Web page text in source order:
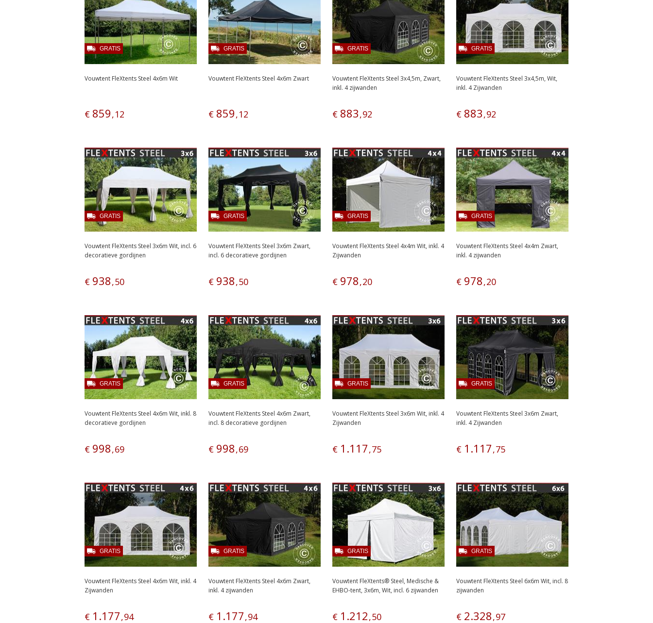
Vouwtent FleXtents Steel 4x6m Wit
€ 859,12
GRATIS
Vouwtent FleXtents Steel 4x6m Zwart
€ 859,12
GRATIS
Vouwtent FleXtents Steel 3x4,5m, Zwart,
inkl. 4 zijwanden
€ 883,92
GRATIS
Vouwtent FleXtents Steel 3x4,5m, Wit,
inkl. 4 Zijwanden
€ 883,92
GRATIS
Vouwtent FleXtents Steel 3x6m Wit, incl. 6
decoratieve gordijnen
€ 938,50
GRATIS
Vouwtent FleXtents Steel 3x6m Zwart,
incl. 6 decoratieve gordijnen
€ 938,50
GRATIS
Vouwtent FleXtents Steel 4x4m Wit, inkl. 4
Zijwanden
€ 978,20
GRATIS
Vouwtent FleXtents Steel 4x4m Zwart,
inkl. 4 zijwanden
€ 978,20
GRATIS
Vouwtent FleXtents Steel 4x6m Wit, inkl. 8
decoratieve gordijnen
€ 998,69
GRATIS
Vouwtent FleXtents Steel 4x6m Zwart,
incl. 8 decoratieve gordijnen
€ 998,69
GRATIS
Vouwtent FleXtents Steel 3x6m Wit, inkl. 4
Zijwanden
€ 1 .117,75
GRATIS
Vouwtent FleXtents Steel 3x6m Zwart,
inkl. 4 Zijwanden
€ 1 .117,75
GRATIS
Vouwtent FleXtents Steel 4x6m Wit, inkl. 4
Zijwanden
€ 1 .177,94
GRATIS
Vouwtent FleXtents Steel 4x6m Zwart,
inkl. 4 zijwanden
€ 1 .177,94
GRATIS
Vouwtent FleXtents® Steel, Medische &
EHBO-tent, 3x6m, Wit, incl. 6 zijwanden
€ 1 .212,50
GRATIS
Vouwtent FleXtents Steel 6x6m Wit, incl. 8
zijwanden
€ 2.328,97
GRATIS